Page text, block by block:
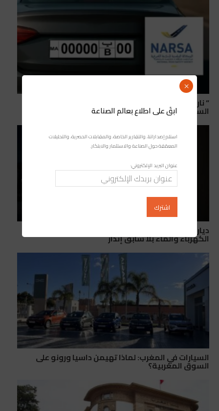
“ نارسا ” تعلن اعتماد نموذج موحد جديد للوحات ترقيم
السيارات
ديار الأندلس ببوسكورة… معاناة يومية مع انقطاعات
الكهرباء والماء بلا سابق إنذار
السيارات في المغرب: لماذا تهيمن داسيا ورونو على
السوق المغربية؟
ابقَ على اطلاع بعالم الصناعة
استلم إصداراتنا، والتقارير الخاصة، والمقابلات الحصرية، والتحليلات
المعمّقة حول الصناعة والاستثمار والابتكار.
عنوان البريد الإلكتروني:
×